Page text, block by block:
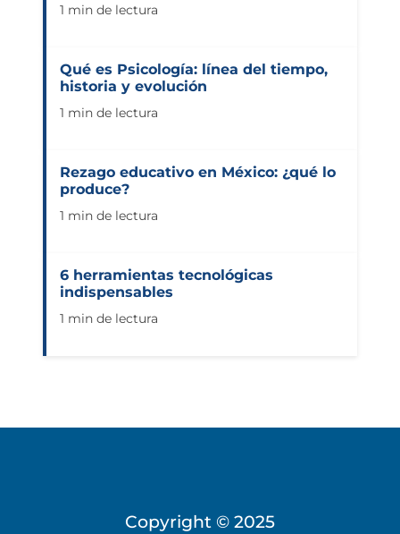
1 min de lectura
Qué es Psicología: línea del tiempo,
historia y evolución
1 min de lectura
Rezago educativo en México: ¿qué lo
produce?
1 min de lectura
6 herramientas tecnológicas
indispensables
1 min de lectura
Copyright © 2025